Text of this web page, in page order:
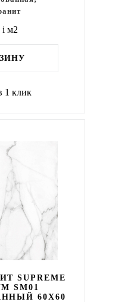
i м2
1 клик
SUPREME
SM01
60X60